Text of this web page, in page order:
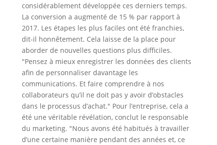
considérablement développée ces derniers temps.
La conversion a augmenté de 15 % par rapport à
2017. Les étapes les plus faciles ont été franchies,
dit-il honnêtement. Cela laisse de la place pour
aborder de nouvelles questions plus difficiles.
"Pensez à mieux enregistrer les données des clients
afin de personnaliser davantage les
communications. Et faire comprendre à nos
collaborateurs qu’il ne doit pas y avoir d’obstacles
dans le processus d’achat." Pour l’entreprise, cela a
été une véritable révélation, conclut le responsable
du marketing. "Nous avons été habitués à travailler
d’une certaine manière pendant des années et, ce